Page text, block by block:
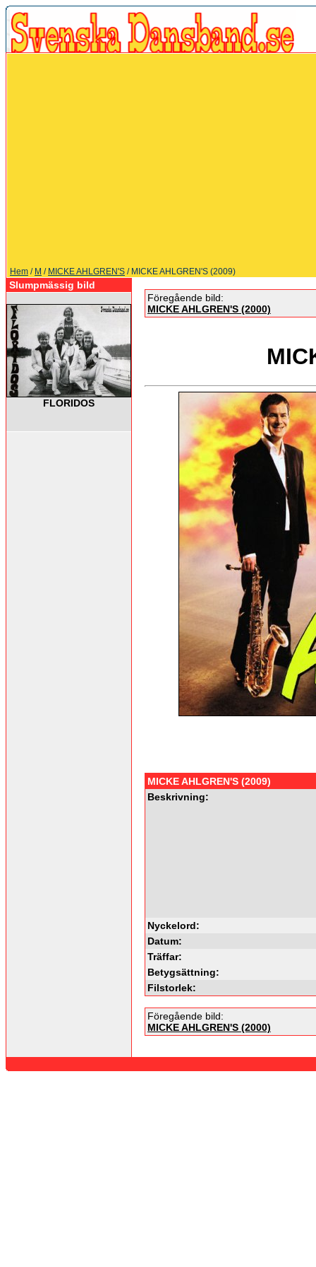
Hem / M / MICKE AHLGREN'S / MICKE AHLGREN'S (2009)
Slumpmässig bild
FLORIDOS
Föregående bild:
MICKE AHLGREN'S (2000)
MICKE AHLGREN'S (2009)
Beskrivning:
Nyckelord:
Datum:
Träffar:
Betygsättning:
Filstorlek:
Föregående bild:
MICKE AHLGREN'S (2000)